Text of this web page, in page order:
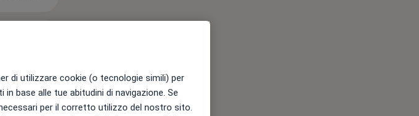
di utilizzare cookie (o tecnologie simili) per
base alle tue abitudini di navigazione. Se
per il corretto utilizzo del nostro sito.